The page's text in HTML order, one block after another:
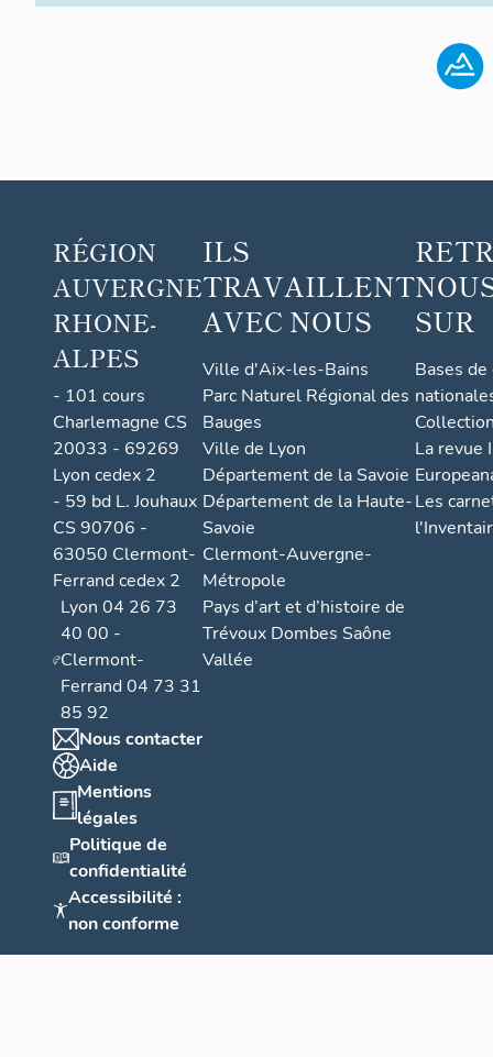
RÉGION
AUVERGNE
RHONE-
ALPES
- 101 cours
Charlemagne CS
20033 - 69269
Lyon cedex 2
- 59 bd L. Jouhaux
CS 90706 -
63050 Clermont-
Ferrand cedex 2
Lyon 04 26 73
40 00 -
Clermont-
Ferrand 04 73 31
85 92
Nous contacter
Aide
Mentions
légales
Politique de
confidentialité
Accessibilité :
non conforme
ILS
TRAVAILLENT
AVEC NOUS
Ville d'Aix-les-Bains
Parc Naturel Régional des
Bauges
Ville de Lyon
Département de la Savoie
Département de la Haute-
Savoie
Clermont-Auvergne-
Métropole
Pays d’art et d’histoire de
Trévoux Dombes Saône
Vallée
SUR
Bases
La revue
Les